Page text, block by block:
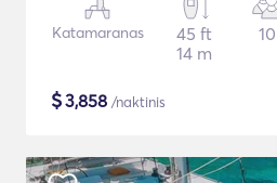
Katamaranas
45 ft
14 m
10
$3,858 /naktinis